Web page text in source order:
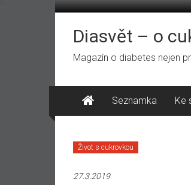
Přeskočit
obsahDiasvět – o
Magazín o diabetes nejen
Seznamka Ke
Život s cukrovkou
27.3.2019